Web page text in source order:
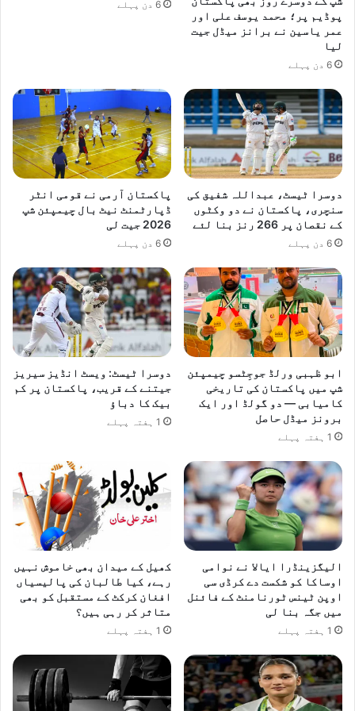
پ
ت
ہ
ں
پ
ہ
ل
پ
و
ز
ی
ش
ح
ا
ص
ک
ی
پوڈیم پر؛ محمد یوسف علی اور
عمر یاسین نے برانز میڈل جیت
لیا
6 دن پہلے
6 دن پہلے
دوسرا ٹیسٹ، عبداللہ شفیق کی
سنچری، پاکستان نے دو وکٹوں
کے نقصان پر 266 رنز بنا لئے
6 دن پہلے
پاکستان آرمی نے قومی انٹر
ڈپارٹمنٹ نیٹ بال چیمپئن شپ
2026 جیت لی
6 دن پہلے
ابو ظہبی ورلڈ جوجِٹسو چیمپئن
شپ میں پاکستان کی تاریخی
کامیابی — دو گولڈ اور ایک
برونز میڈل حاصل
1 ہفتہ پہلے
دوسرا ٹیسٹ: ویسٹ انڈیز سیریز
جیتنے کے قریب، پاکستان پر کم
بیک کا دباؤ
1 ہفتہ پہلے
الیگزینڈرا ایالا نے نوامی
اوساکا کو شکست دے کرڈی سی
اوپن ٹینس ٹورنامنٹ کے فائنل
میں جگہ بنا لی
1 ہفتہ پہلے
کھیل کے میدان بھی خاموش نہیں
رہے، کیا طالبان کی پالیسیاں
افغان کرکٹ کے مستقبل کو بھی
متاثر کر رہی ہیں؟
1 ہفتہ پہلے